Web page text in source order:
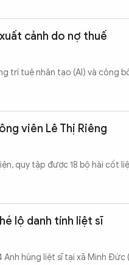
cảnh do nợ thuế
trí tuệ nhân tạo (AI) và công
viên Lê Thị Riêng
quy tập được 18 bộ hài cốt
lộ danh tính liệt sĩ
hùng liệt sĩ tại xã Minh Đức